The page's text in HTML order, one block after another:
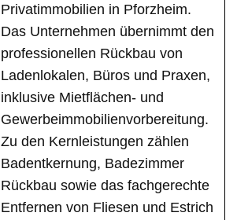
Privatimmobilien in Pforzheim.
Das Unternehmen übernimmt den
professionellen Rückbau von
Ladenlokalen, Büros und Praxen,
inklusive Mietflächen- und
Gewerbeimmobilienvorbereitung.
Zu den Kernleistungen zählen
Badentkernung, Badezimmer
Rückbau sowie das fachgerechte
Entfernen von Fliesen und Estrich